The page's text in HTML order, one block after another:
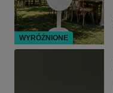
WYRÓŻNIONE